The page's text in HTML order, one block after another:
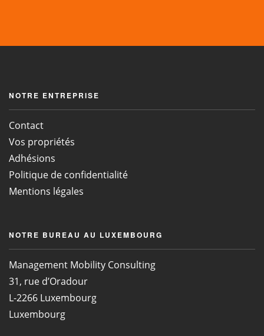
NOTRE ENTREPRISE
Contact
Vos propriétés
Adhésions
Politique de confidentialité
Mentions légales
NOTRE BUREAU AU LUXEMBOURG
Management Mobility Consulting
31, rue d’Oradour
L-2266 Luxembourg
Luxembourg